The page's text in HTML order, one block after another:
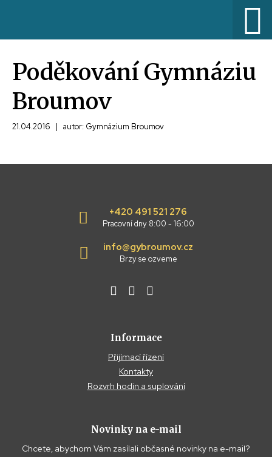
Poděkování Gymnáziu
Broumov
21.04.2016 | autor: Gymnázium Broumov
+420 491 521 276
Pracovní dny 8:00 - 16:00
info@gybroumov.cz
Brzy se ozveme
Informace
Přijímací řízení
Kontakty
Rozvrh hodin a suplování
Novinky na e-mail
Chcete, abychom Vám zasílali občasné novinky na e-mail?